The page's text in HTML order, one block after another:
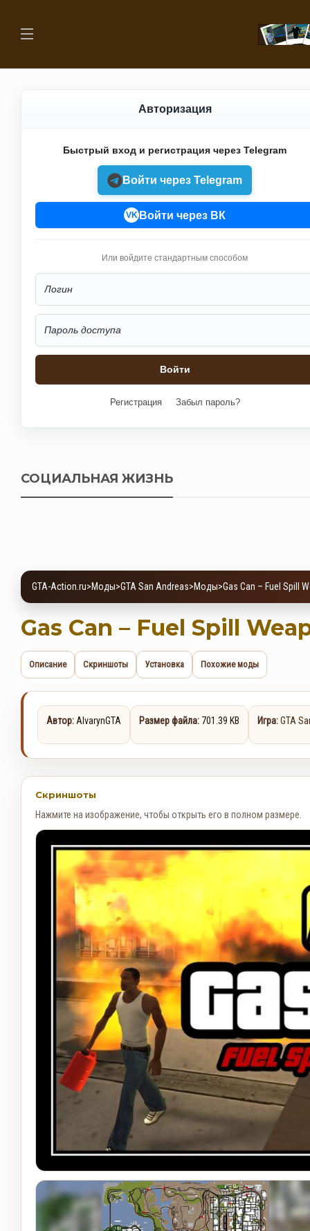
Авторизация
Быстрый вход и регистрация через Telegram
Войти через Telegram
VK Войти через ВК
Или войдите стандартным способом
Регистрация Забыл пароль?
СОЦИАЛЬНАЯ ЖИЗНЬ
GTA-Action.ru>Моды>GTA San Andreas>Моды>Gas Can – Fuel Spill
Gas Can – Fuel Spill
Описание Скриншоты Установка Похожие моды
Автор: AlvarynGTA Размер файла: 701.39 KB Игра:GTA
Скриншоты
Нажмите на изображение, чтобы открыть его в полном размере.